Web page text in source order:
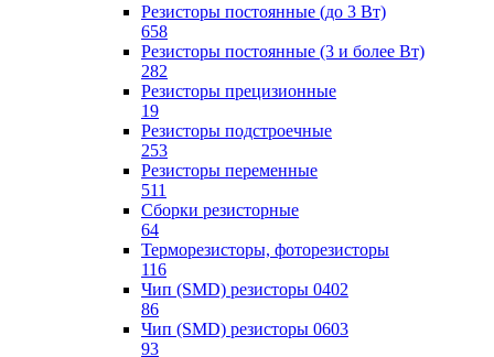
Резисторы постоянные (до 3 Вт)
658
Резисторы постоянные (3 и более Вт)
282
Резисторы прецизионные
19
Резисторы подстроечные
253
Резисторы переменные
511
Сборки резисторные
64
Терморезисторы, фоторезисторы
116
Чип (SMD) резисторы 0402
86
Чип (SMD) резисторы 0603
93